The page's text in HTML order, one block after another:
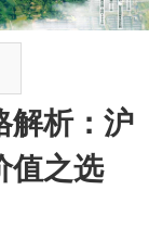
解析：沪
值之选